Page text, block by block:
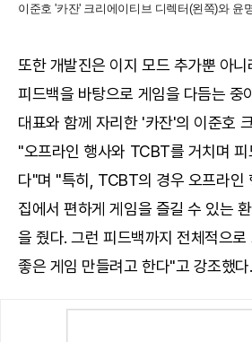
이준호 '카잔' 크리에이티브 디렉터(왼쪽)와 윤
또한 개발진은 이지 모드 추가뿐 아
피드백을 바탕으로 게임을 다듬는 중
대표와 함께 자리한 '카잔'의 이준호
"오프라인 행사와 TCBT를 거치며
다"며 "특히, TCBT의 경우 오프라인
집에서 편하게 게임을 즐길 수 있는
을 줬다. 그런 피드백까지 전체적으로
좋은 게임 만들려고 한다"고 강조했다.